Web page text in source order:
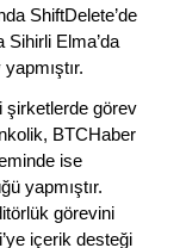
ShiftDelete’de
Sihirli Elma’da
şirketlerde görev
BTCHaber
ise
yapmıştır.
görevini
içerik desteği